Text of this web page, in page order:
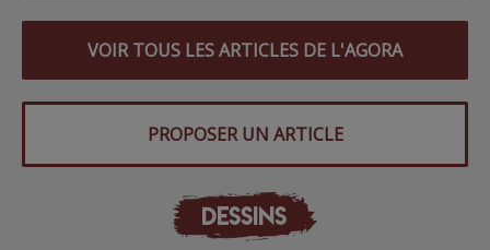
VOIR TOUS LES ARTICLES DE L'AGORA
PROPOSER UN ARTICLE
DESSINS